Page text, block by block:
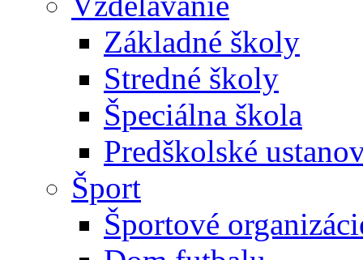
Základné školy
Stredné školy
Špeciálna škola
Predškolské
Šport
Športové